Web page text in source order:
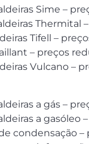
Sime –
Thermital
Tifell –
– preços
Vulcano –
a gás –
a gasóleo
condensação